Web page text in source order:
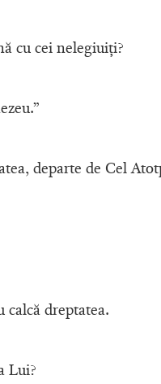
cu cei nelegiuiţi?
departe de Cel
dreptatea.
Lui?